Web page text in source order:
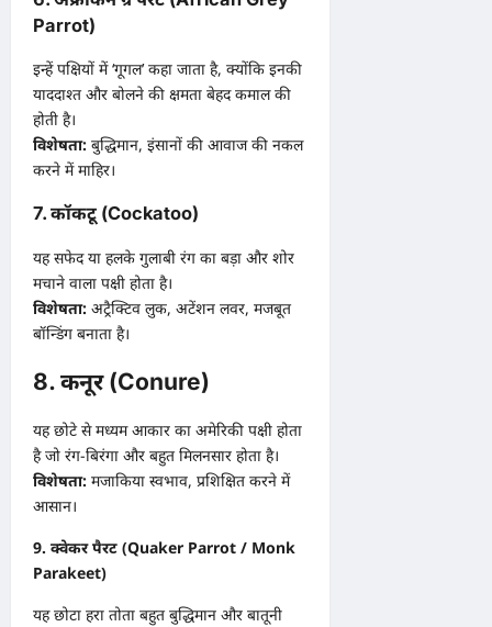
Parrot)
इन्हें पक्षियों में ‘गूगल’ कहा जाता है, क्योंकि इनकी
याददाश्त और बोलने की क्षमता बेहद कमाल की
होती है।
विशेषता: बुद्धिमान, इंसानों की आवाज की नकल
करने में माहिर।
7. कॉकटू (Cockatoo)
यह सफेद या हलके गुलाबी रंग का बड़ा और शोर
मचाने वाला पक्षी होता है।
विशेषता: अट्रैक्टिव लुक, अटेंशन लवर, मजबूत
बॉन्डिंग बनाता है।
8. कनूर (Conure)
यह छोटे से मध्यम आकार का अमेरिकी पक्षी होता
है जो रंग-बिरंगा और बहुत मिलनसार होता है।
विशेषता: मजाकिया स्वभाव, प्रशिक्षित करने में
आसान।
9. क्वेकर पैरट (Quaker Parrot / Monk
Parakeet)
यह छोटा हरा तोता बहुत बुद्धिमान और बातूनी